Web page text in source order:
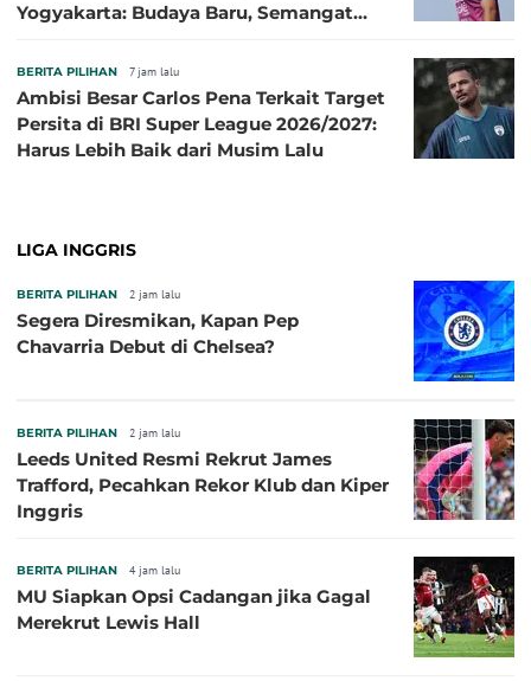
Yogyakarta: Budaya Baru, Semangat
BERITA PILIHAN 7 jam lalu
Ambisi Besar Carlos Pena Terkait Target
Persita di BRI Super League 2026/2027:
Harus Lebih Baik dari Musim Lalu
LIGA INGGRIS
BERITA PILIHAN 2 jam lalu
Segera Diresmikan, Kapan Pep
Chavarria Debut di Chelsea?
BERITA PILIHAN 2 jam lalu
Leeds United Resmi Rekrut James
Trafford, Pecahkan Rekor Klub dan Kiper
Inggris
BERITA PILIHAN 4 jam lalu
MU Siapkan Opsi Cadangan jika Gagal
Merekrut Lewis Hall